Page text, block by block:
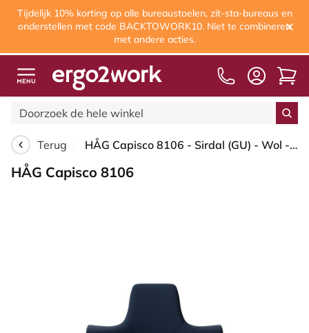
Tijdelijk 10% korting op alle bureaustoelen, zit-sta-bureaus en
onderstellen met code BACKTOWORK10. Niet te combineren
met andere acties.
Terug HÅG Capisco 8106 - Sirdal (GU) - Wol - SRD780 Dark blue - Framekleur - Moss Grey - Gasveer - 265 mm (Zithoogte 53-79cm) - Vloercontact - Harde wielen t.b.v. zachte vloeren - Voetenring - Ja, in framekleur - Voetster - Nee, voetster in framekleur
HÅG Capisco 8106